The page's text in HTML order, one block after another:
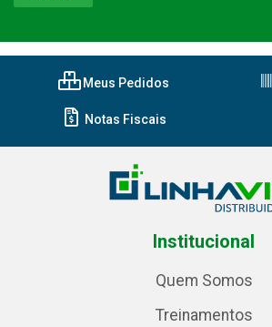
Meus Pedidos
Notas Fiscais
Institucional
Quem Somos
Treinamentos